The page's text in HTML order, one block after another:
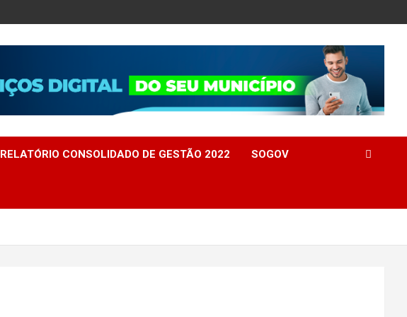
RELATÓRIO CONSOLIDADO DE GESTÃO 2022 SOGOV